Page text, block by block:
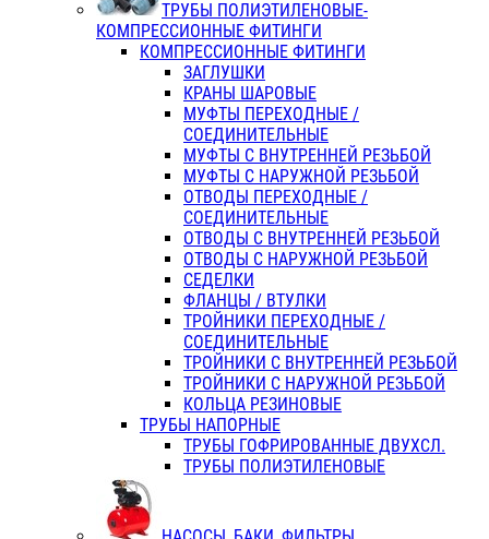
ТРУБЫ ПОЛИЭТИЛЕНОВЫЕ-
КОМПРЕССИОННЫЕ ФИТИНГИ
КОМПРЕССИОННЫЕ ФИТИНГИ
ЗАГЛУШКИ
КРАНЫ ШАРОВЫЕ
МУФТЫ ПЕРЕХОДНЫЕ /
СОЕДИНИТЕЛЬНЫЕ
МУФТЫ С ВНУТРЕННЕЙ РЕЗЬБОЙ
МУФТЫ С НАРУЖНОЙ РЕЗЬБОЙ
ОТВОДЫ ПЕРЕХОДНЫЕ /
СОЕДИНИТЕЛЬНЫЕ
ОТВОДЫ С ВНУТРЕННЕЙ РЕЗЬБОЙ
ОТВОДЫ С НАРУЖНОЙ РЕЗЬБОЙ
СЕДЕЛКИ
ФЛАНЦЫ / ВТУЛКИ
ТРОЙНИКИ ПЕРЕХОДНЫЕ /
СОЕДИНИТЕЛЬНЫЕ
ТРОЙНИКИ С ВНУТРЕННЕЙ РЕЗЬБОЙ
ТРОЙНИКИ С НАРУЖНОЙ РЕЗЬБОЙ
КОЛЬЦА РЕЗИНОВЫЕ
ТРУБЫ НАПОРНЫЕ
ТРУБЫ ГОФРИРОВАННЫЕ ДВУХСЛ.
ТРУБЫ ПОЛИЭТИЛЕНОВЫЕ